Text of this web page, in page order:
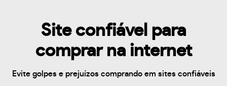
Site confiável para
comprar na internet
Evite golpes e prejuízos comprando em sites confiáveis